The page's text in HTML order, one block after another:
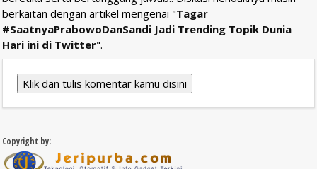
berkaitan dengan artikel mengenai "Tagar
#SaatnyaPrabowoDanSandi Jadi Trending Topik Dunia
Hari ini di Twitter".
Klik dan tulis komentar kamu disini
Copyright by: